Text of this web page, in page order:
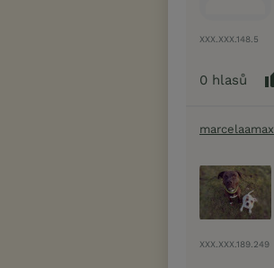
XXX.XXX.148.5
0 hlasů
marcelaamax
XXX.XXX.189.249